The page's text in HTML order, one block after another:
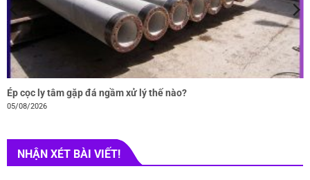
Ép cọc ly tâm gặp đá ngầm xử lý thế nào?
05/08/2026
NHẬN XÉT BÀI VIẾT!